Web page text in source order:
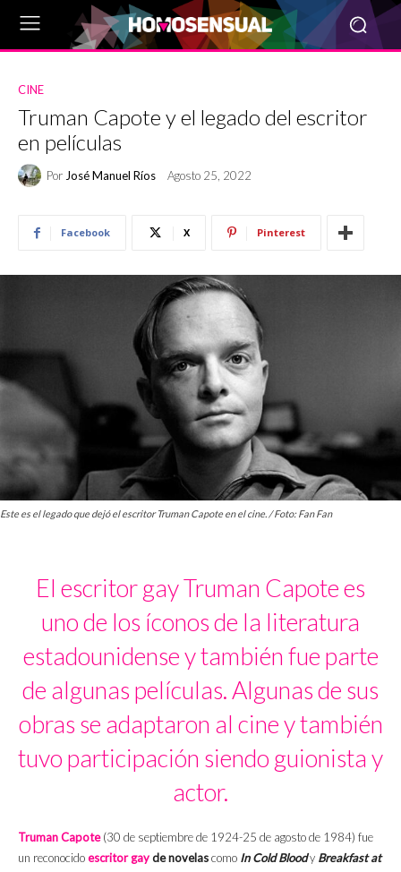
CINE
Truman Capote y el legado del escritor
en películas
Por José Manuel Ríos Agosto 25, 2022
Facebook X Pinterest
Este es el legado que dejó el escritor Truman Capote en el cine. / Foto: Fan Fan
El escritor gay Truman Capote es
uno de los íconos de la literatura
estadounidense y también fue parte
de algunas películas. Algunas de sus
obras se adaptaron al cine y también
tuvo participación siendo guionista y
actor.
Truman Capote (30 de septiembre de 1924-25 de agosto de 1984) fue
un reconocidoescritor gayde novelascomo In Cold Bloody Breakfast at